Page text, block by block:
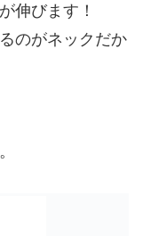
伸びます！
のがネックだか